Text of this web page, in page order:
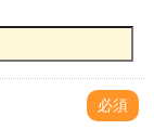
必須